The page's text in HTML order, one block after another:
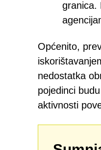
granica.
Općenito,
nedostatka
pojedinci
aktivnosti